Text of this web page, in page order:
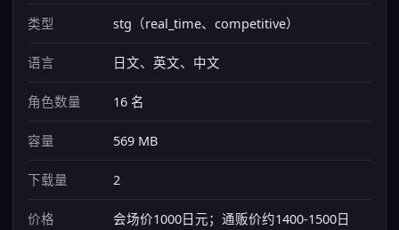
类型 stg（real_time、competitive）
语言 日文、英文、中文
角色数量 16 名
容量 569 MB
下载量 2
价格
会场价1000日元；通贩价约1400-1500日